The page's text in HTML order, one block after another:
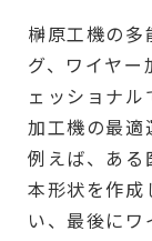
榊原工機の
グ、ワイヤー
ェッショナ
加工機の最適
例えば、ある
本形状を作成
い、最後に